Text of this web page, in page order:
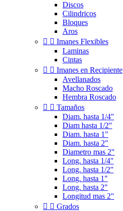
Discos
Cilindricos
Bloques
Aros
  Imanes Flexibles
Laminas
Cintas
  Imanes en Recipiente
Avellanados
Macho Roscado
Hembra Roscado
  Tamaños
Diam. hasta 1/4"
Diam hasta 1/2"
Diam. hasta 1"
Diam. hasta 2"
Diametro mas 2"
Long. hasta 1/4"
Long. hasta 1/2"
Long. hasta 1"
Long. hasta 2"
Longitud mas 2"
  Grados